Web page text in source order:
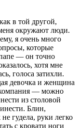
в той другой,
окружают люди.
я очень много
которые
— он точно
хотя мне
голоса затихли.
девочка и женщина
компания — можно
из столовой
Блин,
гудела, руки легко
с кровати ноги